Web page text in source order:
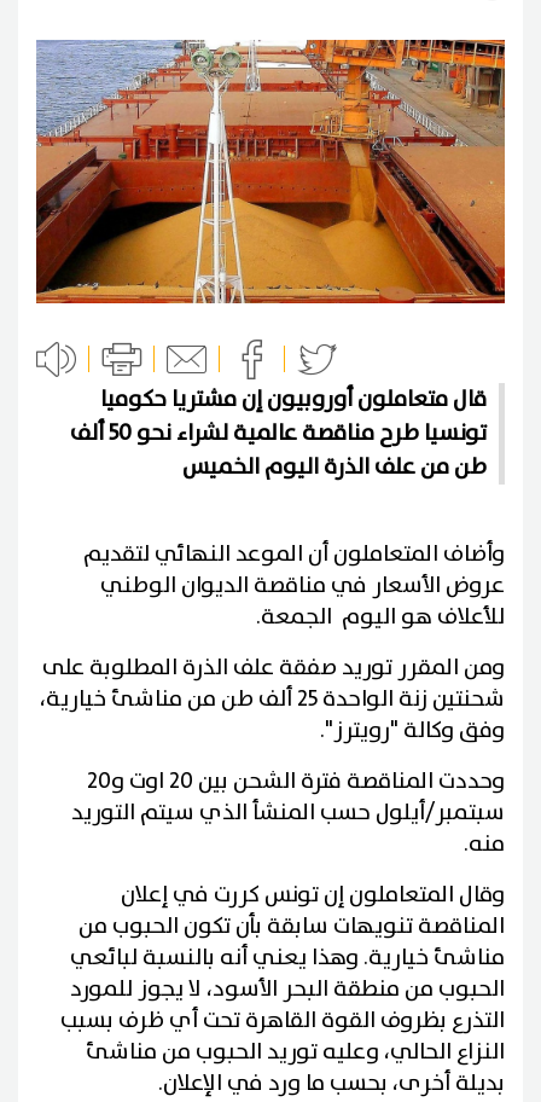
قال متعاملون أوروبيون إن مشتريا حكوميا
تونسيا طرح مناقصة عالمية لشراء نحو 50 ألف
طن من علف الذرة اليوم الخميس
وأضاف المتعاملون أن الموعد النهائي لتقديم
عروض الأسعار في مناقصة الديوان الوطني
للأعلاف هو اليوم الجمعة.
ومن المقرر توريد صفقة علف الذرة المطلوبة على
شحنتين زنة الواحدة 25 ألف طن من مناشئ خيارية،
وفق وكالة "رويترز".
وحددت المناقصة فترة الشحن بين 20 اوت و20
سبتمبر/أيلول حسب المنشأ الذي سيتم التوريد
منه.
وقال المتعاملون إن تونس كررت في إعلان
المناقصة تنويهات سابقة بأن تكون الحبوب من
مناشئ خيارية. وهذا يعني أنه بالنسبة لبائعي
الحبوب من منطقة البحر الأسود، لا يجوز للمورد
التذرع بظروف القوة القاهرة تحت أي ظرف بسبب
النزاع الحالي، وعليه توريد الحبوب من مناشئ
بديلة أخرى، بحسب ما ورد في الإعلان.